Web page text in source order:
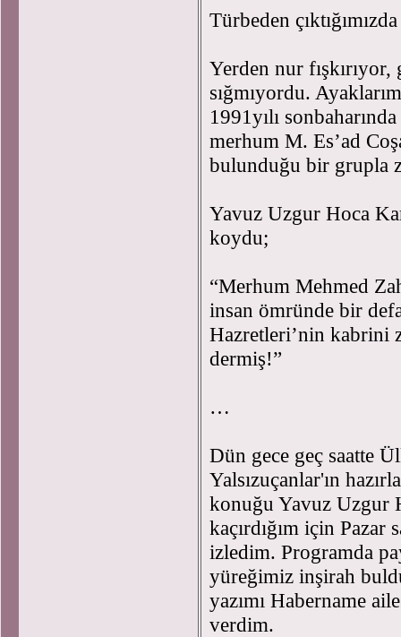
Türbeden
Yerden nur
sığmıyordu.
1991yılı
merhum M. Es’ad
bulunduğu bir grupla
Yavuz Uzgur Hoca
koydu;
“Merhum Mehmed
insan ömründe bir
Hazretleri’nin kabrini
dermiş!”
…
Dün gece geç saatte
Yalsızuçanlar'ın
konuğu Yavuz Uzgur
kaçırdığım için Pazar
izledim. Programda
yüreğimiz inşirah
yazımı Habername
verdim.